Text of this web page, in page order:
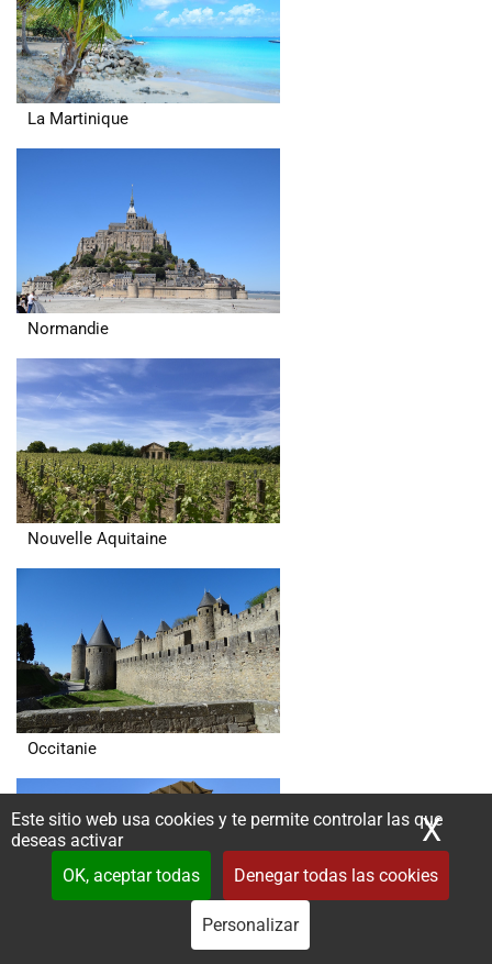
Este sitio web usa cookies y te permite controlar las que
deseas activar
OK, aceptar todas
Denegar todas las cookies
Personalizar
X
La Martinique
Normandie
Nouvelle Aquitaine
Occitanie